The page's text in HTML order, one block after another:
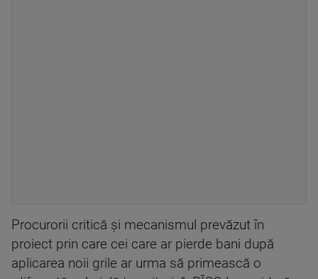
Procurorii critică și mecanismul prevăzut în
proiect prin care cei care ar pierde bani după
aplicarea noii grile ar urma să primească o